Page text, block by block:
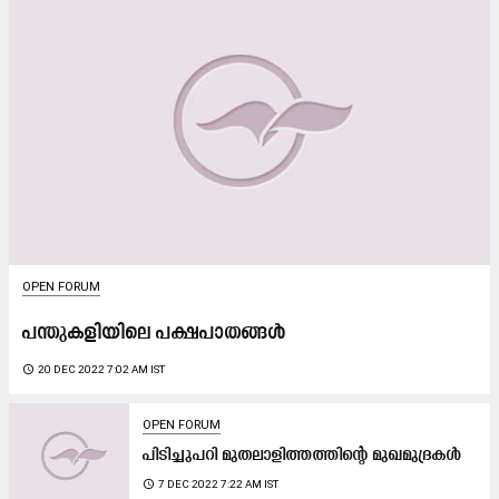
OPEN FORUM
പന്തുകളിയിലെ പക്ഷപാതങ്ങള്‍
access_time 20 DEC 2022 7:02 AM IST
OPEN FORUM
പിടിച്ചുപറി മുതലാളിത്തത്തിന്റെ മുഖമുദ്രകൾ
access_time 7 DEC 2022 7:22 AM IST